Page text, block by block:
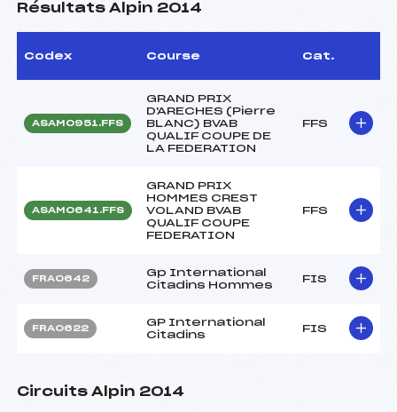
Résultats Alpin 2014
Codex Course Cat.
ASAM0951.FFS
GRAND PRIX
D'ARECHES (Pierre
BLANC) BVAB
QUALIF COUPE DE
LA FEDERATION
FFS
ASAM0641.FFS
GRAND PRIX
HOMMES CREST
VOLAND BVAB
QUALIF COUPE
FEDERATION
FFS
FRA0642
Gp International
Citadins Hommes
FIS
FRA0622
GP International
Citadins
FIS
Circuits Alpin 2014